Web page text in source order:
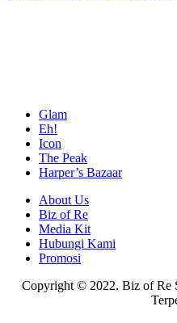
Glam
Eh!
Icon
The Peak
Harper’s Bazaar
About Us
Biz of Re
Media Kit
Hubungi Kami
Promosi
Copyright © 2022. Biz of Re